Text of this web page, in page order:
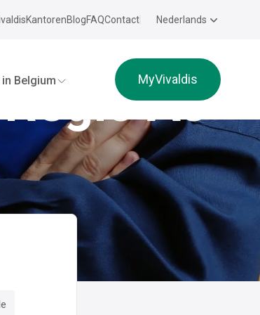
KantorenBlogFAQContact Nederlands
Belgium MyVivaldis
As